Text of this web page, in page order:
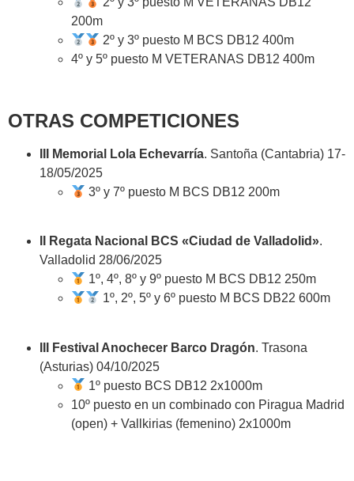
200m
2º y 3º puesto M BCS DB12 400m
4º y 5º puesto M VETERANAS DB12 400m
OTRAS COMPETICIONES
III Memorial Lola Echevarría. Santoña (Cantabria) 17-
18/05/2025
3º y 7º puesto M BCS DB12 200m
II Regata Nacional BCS «Ciudad de Valladolid».
Valladolid 28/06/2025
1º, 4º, 8º y 9º puesto M BCS DB12 250m
1º, 2º, 5º y 6º puesto M BCS DB22 600m
III Festival Anochecer Barco Dragón. Trasona
(Asturias) 04/10/2025
1º puesto BCS DB12 2x1000m
10º puesto en un combinado con Piragua Madrid
(open) + Vallkirias (femenino) 2x1000m